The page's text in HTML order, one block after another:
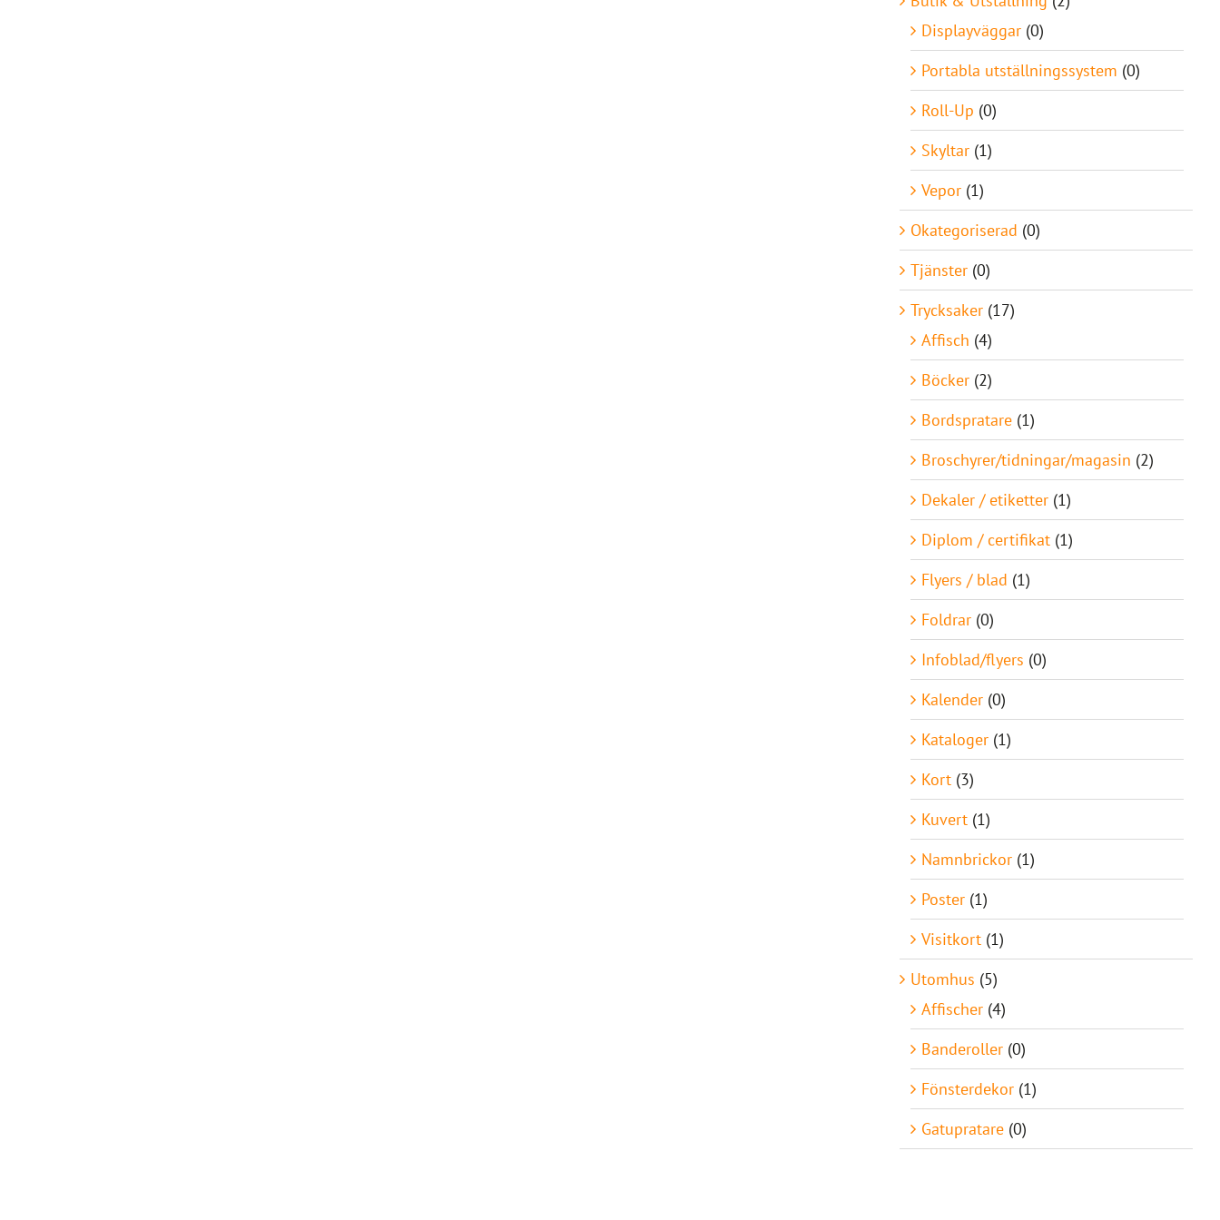
Displayväggar (0)
Portabla utställningssystem (0)
Roll-Up (0)
Skyltar (1)
Vepor (1)
Okategoriserad (0)
Tjänster (0)
Trycksaker (17)
Affisch (4)
Böcker (2)
Bordspratare (1)
Broschyrer/tidningar/magasin (2)
Dekaler / etiketter (1)
Diplom / certifikat (1)
Flyers / blad (1)
Foldrar (0)
Infoblad/flyers (0)
Kalender (0)
Kataloger (1)
Kort (3)
Kuvert (1)
Namnbrickor (1)
Poster (1)
Visitkort (1)
Utomhus (5)
Affischer (4)
Banderoller (0)
Fönsterdekor (1)
Gatupratare (0)